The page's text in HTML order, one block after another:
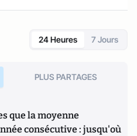
24 Heures 7 Jours
PLUS PARTAGES
que la moyenne
consécutive : jusqu'où